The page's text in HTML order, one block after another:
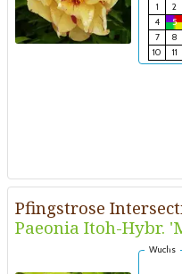
1
2
4
5
7
8
10
11
Pfingstrose
Paeonia Itoh-Hybr.
Wuchs